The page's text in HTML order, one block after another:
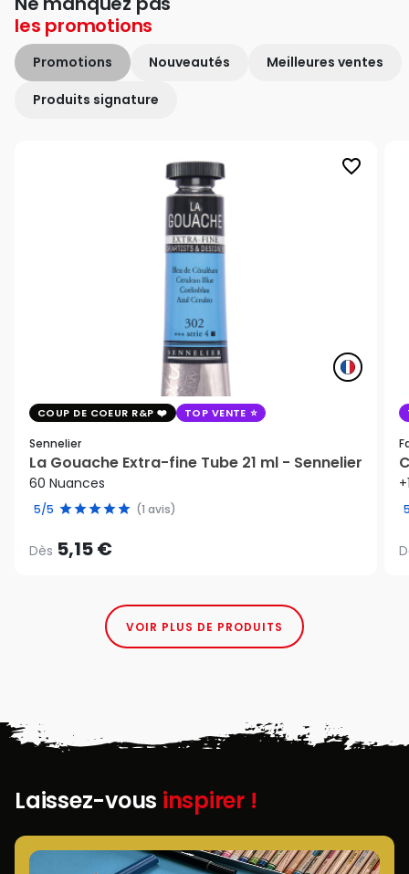
les promotions
Promotions Nouveautés Meilleures ventes
Produits signature
favorite_border
COUP DE COEUR R&P TOP VENTE
Sennelier
La Gouache Extra-fine Tube 21 ml - Sennelier
60 Nuances
5/5 (1 avis)
Dès 5,15 €
VOIR PLUS DE PRODUITS
Laissez-vous inspirer !